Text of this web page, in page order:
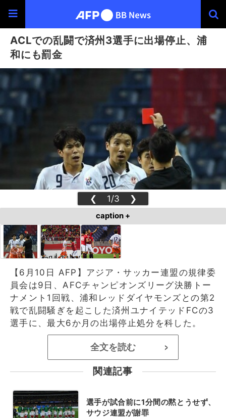
ACLでの乱闘で済州3選手に出場停止、浦
和にも罰金
❮ 1/3 ❯
caption +
【6月10日 AFP】アジア・サッカー連盟の規律委
員会は9日、AFCチャンピオンズリーグ決勝トー
ナメント1回戦、浦和レッドダイヤモンズとの第2
戦で乱闘騒ぎを起こした済州ユナイテッドFCの3
選手に、最大6か月の出場停止処分を科した。
全文を読む >
関連記事
選手が試合前に1分間の黙とうせず、
サウジ連盟が謝罪